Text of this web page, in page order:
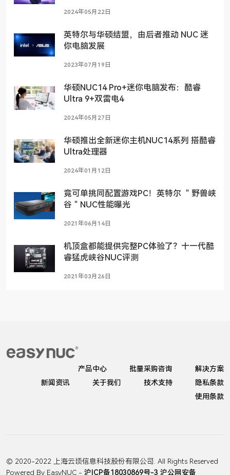
2024年05月22日
英特尔与华硕结盟，由后者推动 NUC 迷
你电脑发展
2023年07月19日
华硕NUC14 Pro+迷你电脑发布：酷睿
Ultra 9+双雷电4
2024年05月27日
华硕推出全新迷你主机NUC14系列 搭酷睿
Ultra处理器
2024年01月12日
竟可单挑同配置游戏PC！英特尔 ＂野兽峡
谷＂NUC性能曝光
2021年06月14日
机顶盒都能提供完整PC体验了？十一代酷
睿猛虎峡谷NUC评测
2021年03月26日
产品中心 批量采购咨询
解决方案
新闻资讯
关于我们 技术支持
隐私条款
使用条款
© 2020-2022 上海云顷信息科技股份有限公司. All Rights Reserved
Powered By EasyNUC - 沪ICP备18030869号-3 沪公网安备